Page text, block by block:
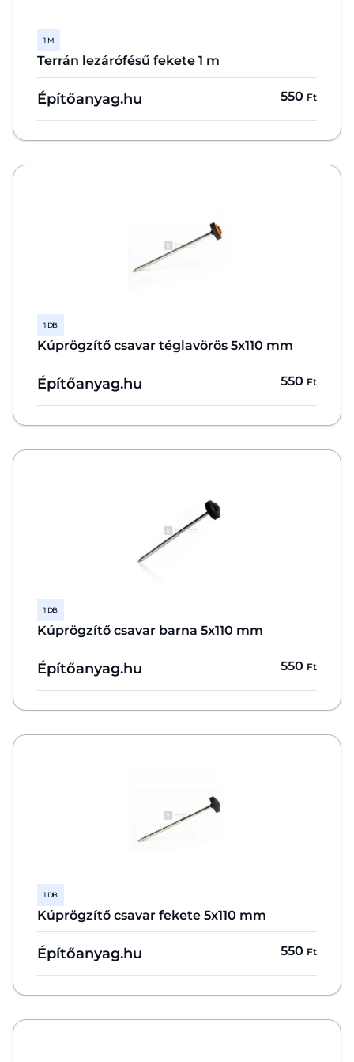
1 M
Terrán lezárófésű fekete 1 m
Építőanyag.hu 550 Ft
1 DB
Kúprögzítő csavar téglavörös 5x110 mm
Építőanyag.hu 550 Ft
1 DB
Kúprögzítő csavar barna 5x110 mm
Építőanyag.hu 550 Ft
1 DB
Kúprögzítő csavar fekete 5x110 mm
Építőanyag.hu 550 Ft